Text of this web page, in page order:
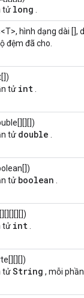
tử long
hình dạng dài
đệm đã cho.
tử int
tử double
tử boolean
tử int
tửString , mỗi